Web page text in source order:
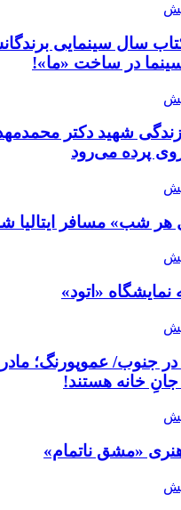
سال سینمایی
در ساخت «ما»!
شهید دکتر
پرده می‌رود
هر شب» مسافر ایتالیا
نمایشگاه «اتود»
جنوب/ عموپورنگ؛
خانه هستند!
هنری «مشق ناتمام»